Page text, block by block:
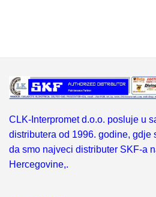
CLK-Interpromet d.o.o. posluje u
distributera od 1996. godine, gdje
da smo najveci distributer SKF-a
Hercegovine,.